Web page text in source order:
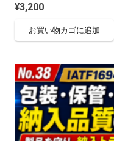
¥3,200
お買い物カゴに追加